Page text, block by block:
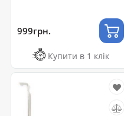
999грн.
Купити в 1 клік